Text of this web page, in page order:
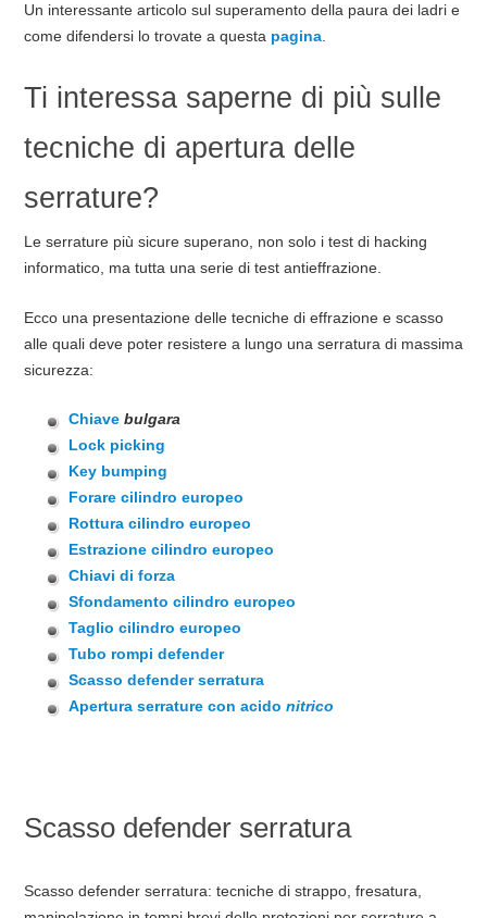
Un interessante articolo sul superamento della paura dei ladri e
come difendersi lo trovate a questa pagina.
Ti interessa saperne di più sulle
tecniche di apertura delle
serrature?
Le serrature più sicure superano, non solo i test di hacking
informatico, ma tutta una serie di test antieffrazione.
Ecco una presentazione delle tecniche di effrazione e scasso
alle quali deve poter resistere a lungo una serratura di massima
sicurezza:
Chiavebulgara
Lock picking
Key bumping
Forare cilindro europeo
Rottura cilindro europeo
Estrazione cilindro europeo
Chiavi di forza
Sfondamento cilindro europeo
Taglio cilindro europeo
Tubo rompi defender
Scasso defender serratura
Apertura serrature con acidonitrico
Scasso defender serratura
Scasso defender serratura: tecniche di strappo, fresatura,